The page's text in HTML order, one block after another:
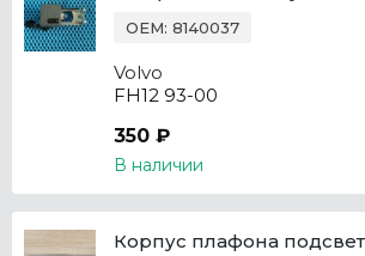
OEM: 8140037
Volvo
FH12 93-00
350 ₽
В наличии
Корпус плафона